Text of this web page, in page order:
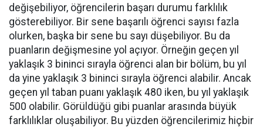
değişebiliyor, öğrencilerin başarı durumu farklılık
gösterebiliyor. Bir sene başarılı öğrenci sayısı fazla
olurken, başka bir sene bu sayı düşebiliyor. Bu da
puanların değişmesine yol açıyor. Örneğin geçen yıl
yaklaşık 3 bininci sırayla öğrenci alan bir bölüm, bu yıl
da yine yaklaşık 3 bininci sırayla öğrenci alabilir. Ancak
geçen yıl taban puanı yaklaşık 480 iken, bu yıl yaklaşık
500 olabilir. Görüldüğü gibi puanlar arasında büyük
farklılıklar oluşabiliyor. Bu yüzden öğrencilerimiz hiçbir